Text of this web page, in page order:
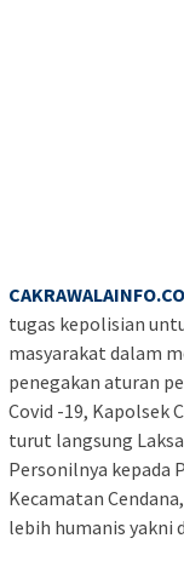
tugas kepolisian
masyarakat dalam
penegakan aturan
Covid -19, Kapolsek
turut langsung
Personilnya kepada
Kecamatan
lebih humanis yakni